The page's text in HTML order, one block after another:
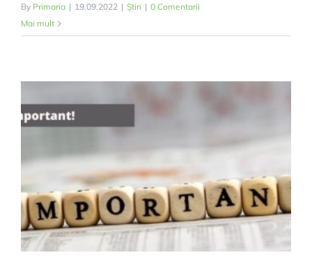
By Primaria | 19.09.2022 | Știri | 0 Comentarii
Mai mult